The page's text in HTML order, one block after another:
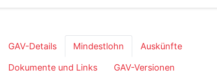
GAV-Details Mindestlohn Auskünfte
Dokumente und Links GAV-Versionen